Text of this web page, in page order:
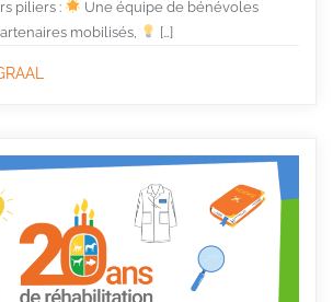
piliers :
Une équipe de bénévoles
mobilisés, […]